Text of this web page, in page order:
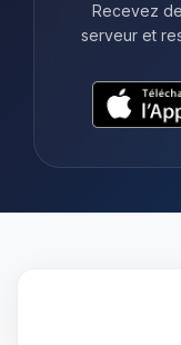
Recevez
serveur et